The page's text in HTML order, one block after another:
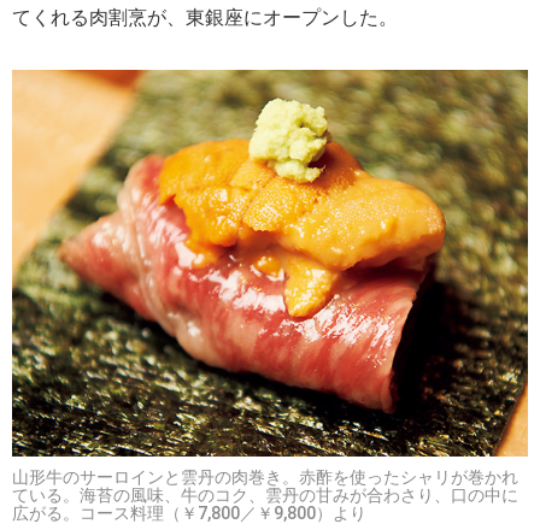
てくれる肉割烹が、東銀座にオープンした。
山形牛のサーロインと雲丹の肉巻き。赤酢を使ったシャリが巻かれ
ている。海苔の風味、牛のコク、雲丹の甘みが合わさり、口の中に
広がる。コース料理（￥7,800／￥9,800）より